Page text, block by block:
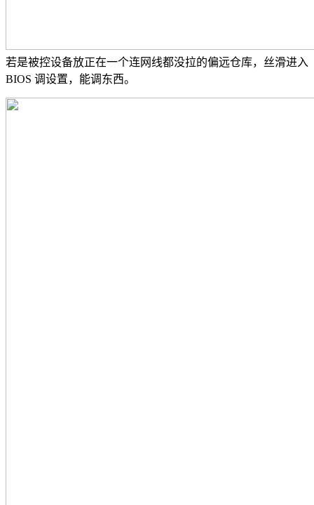
若是被控设备放正在一个连网线都没拉的偏远仓库，丝滑进入
BIOS 调设置，能调东西。